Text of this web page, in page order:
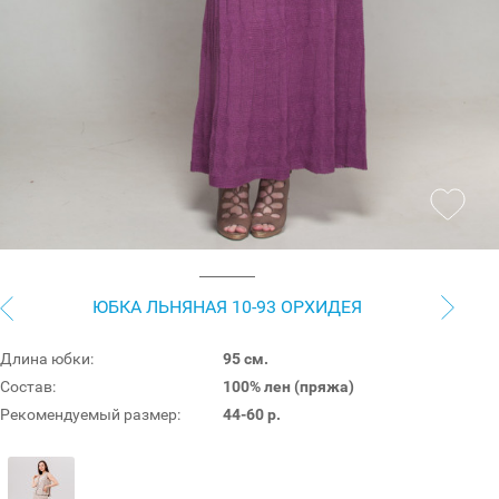
ЮБКА ЛЬНЯНАЯ 10-93 ОРХИДЕЯ
Длина юбки:
95 см.
Состав:
100% лен (пряжа)
Рекомендуемый размер:
44-60 р.